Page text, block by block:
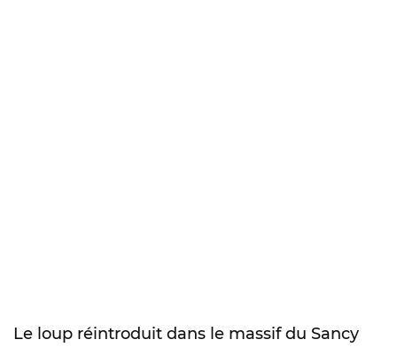
Le loup réintroduit dans le massif du Sancy